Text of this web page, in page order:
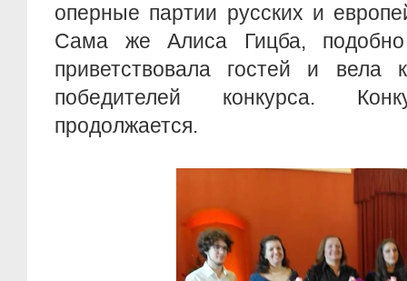
оперные партии русских и
Сама же Алиса Гицба, подобно
приветствовала гостей и вела
победителей конкурса.
продолжается.